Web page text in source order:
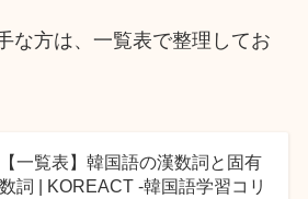
な方は、一覧表で整理してお
【一覧表】韓国語の漢数詞と固有
数詞 | KOREACT -韓国語学習コリ